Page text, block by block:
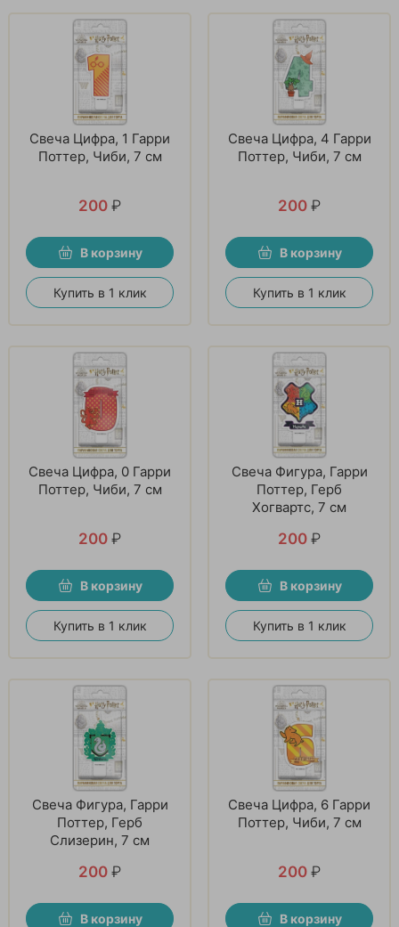
Свеча Цифра, 1 Гарри
Поттер, Чиби, 7 см
200 ₽
В корзину
Купить в 1 клик
Свеча Цифра, 4 Гарри
Поттер, Чиби, 7 см
200 ₽
В корзину
Купить в 1 клик
Свеча Цифра, 0 Гарри
Поттер, Чиби, 7 см
200 ₽
В корзину
Купить в 1 клик
Свеча Фигура, Гарри
Поттер, Герб
Хогвартс, 7 см
200 ₽
В корзину
Купить в 1 клик
Свеча Фигура, Гарри
Поттер, Герб
Слизерин, 7 см
200 ₽
В корзину
Свеча Цифра, 6 Гарри
Поттер, Чиби, 7 см
200 ₽
В корзину